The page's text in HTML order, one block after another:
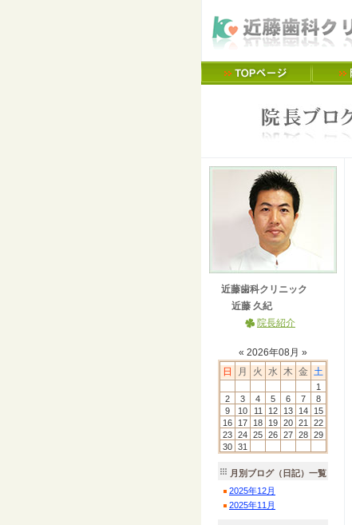
近藤歯科クリニック
近藤 久紀
院長紹介
« 2026年08月 »
日
月 火 水 木 金 土
1
2
3 4 5 6 7
8
9
10 11 12 13 14
15
16
17 18 19 20 21
22
23 24 25 26 27 28 29
30 31
月別ブログ（日記）一覧
2025年12月
2025年11 月